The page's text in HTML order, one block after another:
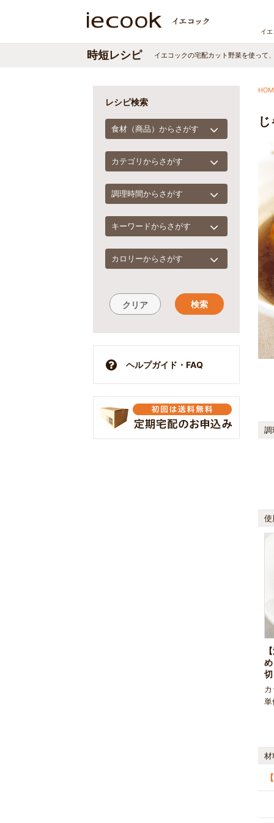
イ
イエコックの宅配カット野菜を使って
時短レシピ
調
使
材
レシピ検索
食材（商品）からさがす
カテゴリからさがす
調理時間からさがす
キーワードからさがす
カロリーからさがす
クリア 検索
ヘルプガイド・FAQ